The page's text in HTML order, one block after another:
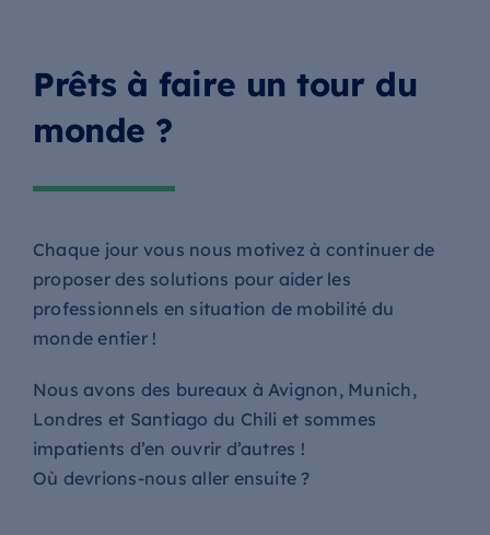
Prêts à faire un tour du
monde ?
Chaque jour vous nous motivez à continuer de
proposer des solutions pour aider les
professionnels en situation de mobilité du
monde entier !
Nous avons des bureaux à Avignon, Munich,
Londres et Santiago du Chili et sommes
impatients d’en ouvrir d’autres !
Où devrions-nous aller ensuite ?